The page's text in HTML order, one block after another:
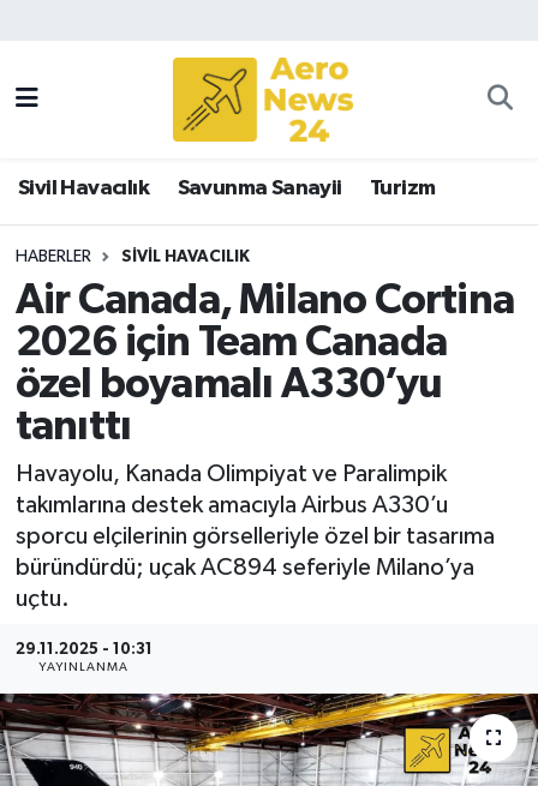
Sivil Havacılık Savunma Sanayii Turizm
HABERLER SIVIL HAVACILIK
Air Canada, Milano Cortina
2026 için Team Canada
özel boyamalı A330’yu
tanıttı
Havayolu, Kanada Olimpiyat ve Paralimpik
takımlarına destek amacıyla Airbus A330’u
sporcu elçilerinin görselleriyle özel bir tasarıma
büründürdü; uçak AC894 seferiyle Milano’ya
uçtu.
29.11.2025 - 10:31
YAYINLANMA